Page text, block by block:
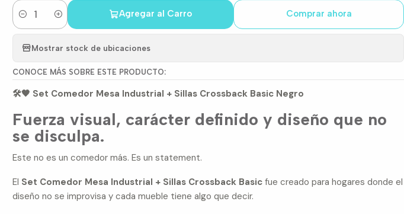
Cantidad
Agregar al Carro Comprar ahora
Mostrar stock de ubicaciones
CONOCE MÁS SOBRE ESTE PRODUCTO:
🛠🖤 Set Comedor Mesa Industrial + Sillas Crossback Basic Negro
Fuerza visual, carácter definido y diseño que no
se disculpa.
Este no es un comedor más. Es un statement.
El Set Comedor Mesa Industrial + Sillas Crossback Basic fue creado para hogares donde el
diseño no se improvisa y cada mueble tiene algo que decir.